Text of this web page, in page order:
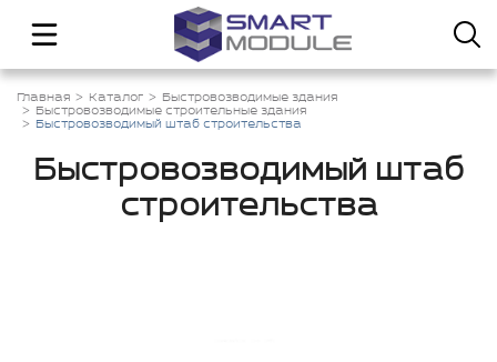
Главная Каталог
Быстровозводимые здания
Быстровозводимые строительные здания
Быстровозводимый штаб строительства
Быстровозводимый штаб
строительства